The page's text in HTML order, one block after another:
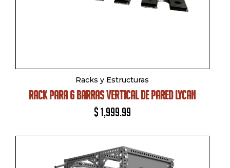
Racks y Estructuras
RACK PARA 6 BARRAS VERTICAL DE PARED LYCAN
$1,999.99